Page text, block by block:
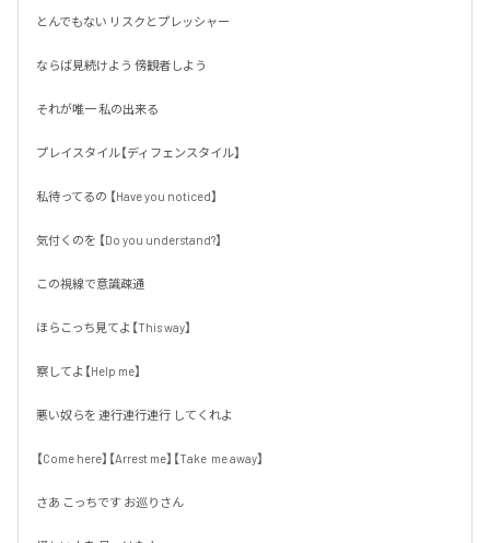
とんでもない リスクとプレッシャー
ならば見続けよう 傍観者しよう
それが唯一 私の出来る
プレイスタイル【ディフェンスタイル】
私待ってるの 【Have you noticed】
気付くのを 【Do you understand?】
この視線で意識疎通
ほらこっち見てよ【This way】
察してよ【Help me】
悪い奴らを 連行連行連行 してくれよ
【Come here】【Arrest me】【Take  me away】
さあ こっちです お巡りさん